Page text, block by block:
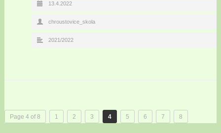
13.4.2022
chroustovice_skola
2021/2022
Page 4 of 8 1 2 3 4 5 6 7 8